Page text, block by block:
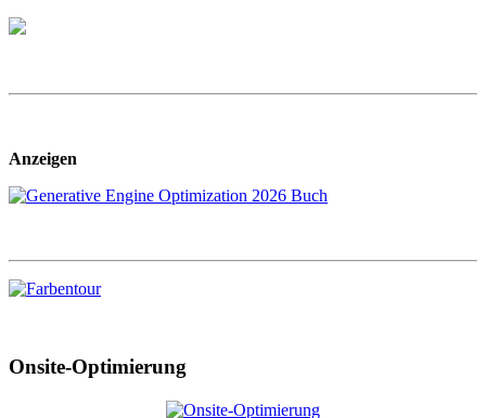
Anzeigen
Onsite-Optimierung